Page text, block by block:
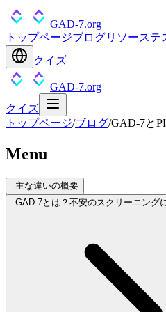
GAD-7.org
トップページブログリソーステ
クイズ
GAD-7.org
クイズ
トップページ/ブログ/GAD-7と
Menu
主な違いの概要
GAD-7とは？不安のスクリーニング